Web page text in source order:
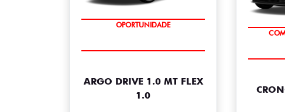
OPORTUNIDADE
ARGO DRIVE 1.0 MT FLEX
1.0